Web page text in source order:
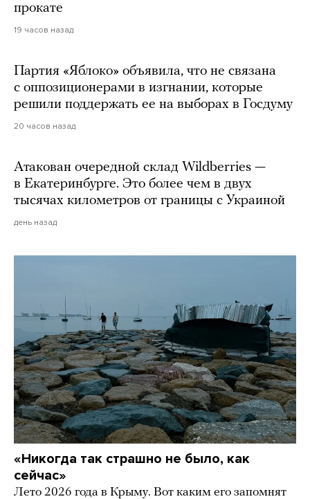
прокате
19 часов назад
Партия «Яблоко» объявила, что не связана
с оппозиционерами в изгнании, которые
решили поддержать ее на выборах в Госдуму
20 часов назад
Атакован очередной склад Wildberries —
в Екатеринбурге. Это более чем в двух
тысячах километров от границы с Украиной
день назад
«Никогда так страшно не было, как
сейчас»
Лето 2026 года в Крыму. Вот каким его запомнят